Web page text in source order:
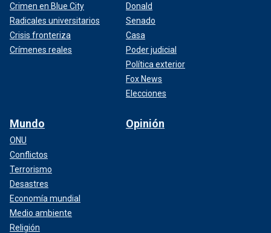
Crimen en Blue City
Radicales universitarios
Crisis fronteriza
Crímenes reales
Donald
Senado
Casa
Poder judicial
Política exterior
Fox News
Elecciones
Mundo
ONU
Conflictos
Terrorismo
Desastres
Economía mundial
Medio ambiente
Religión
Opinión